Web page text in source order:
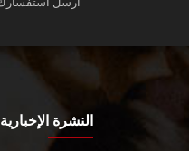
النشرة الإخبارية